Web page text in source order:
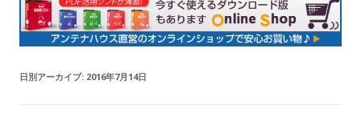
日別アーカイブ: 2016年7月14日